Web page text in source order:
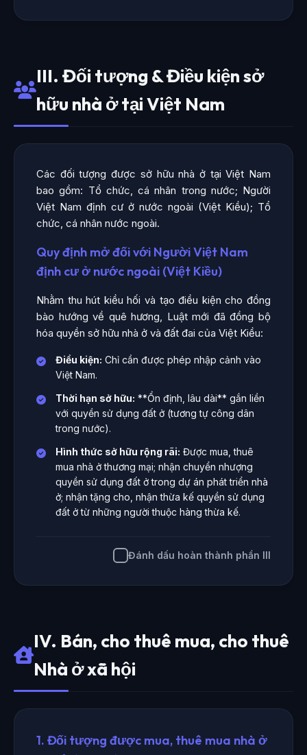
III. Đối tượng & Điều kiện sở
hữu nhà ở tại Việt Nam
Các đối tượng được sở hữu nhà ở tại Việt Nam
bao gồm: Tổ chức, cá nhân trong nước; Người
Việt Nam định cư ở nước ngoài (Việt Kiều); Tổ
chức, cá nhân nước ngoài.
Quy định mở đối với Người Việt Nam
định cư ở nước ngoài (Việt Kiều)
Nhằm thu hút kiều hối và tạo điều kiện cho đồng
bào hướng về quê hương, Luật mới đã đồng bộ
hóa quyền sở hữu nhà ở và đất đai của Việt Kiều:
Điều kiện: Chỉ cần được phép nhập cảnh vào
Việt Nam.
Thời hạn sở hữu: **Ổn định, lâu dài** gắn liền
với quyền sử dụng đất ở (tương tự công dân
trong nước).
Hình thức sở hữu rộng rãi: Được mua, thuê
mua nhà ở thương mại; nhận chuyển nhượng
quyền sử dụng đất ở trong dự án phát triển nhà
ở; nhận tặng cho, nhận thừa kế quyền sử dụng
đất ở từ những người thuộc hàng thừa kế.
Đánh dấu hoàn thành phần III
IV. Bán, cho thuê mua, cho thuê
Nhà ở xã hội
1. Đối tượng được mua, thuê mua nhà ở